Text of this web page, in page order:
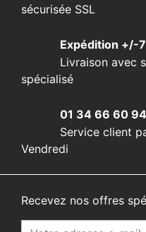
sécurisée SSL
Expédition +/-
Livraison avec
spécialisé
01 34 66 60 94
Service client
Vendredi
Recevez nos offres